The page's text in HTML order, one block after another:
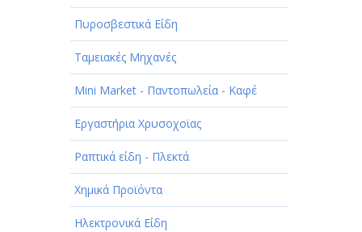
Πυροσβεστικά Είδη
Ταμειακές Μηχανές
Mini Market - Παντοπωλεία - Καφέ
Εργαστήρια Χρυσοχοϊας
Ραπτικά είδη - Πλεκτά
Χημικά Προϊόντα
Ηλεκτρονικά Είδη